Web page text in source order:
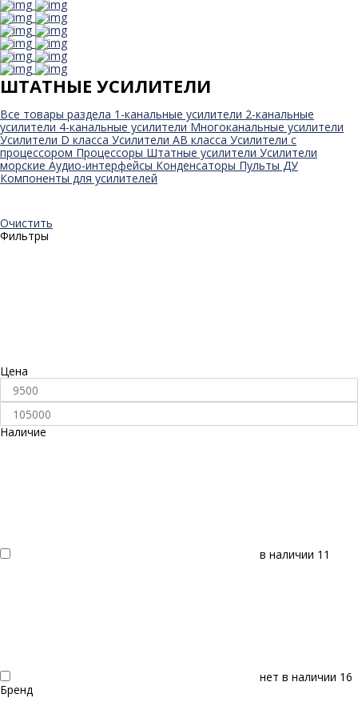
ШТАТНЫЕ УСИЛИТЕЛИ
Все товары раздела 1-канальные усилители 2-канальные
усилители 4-канальные усилители Многоканальные усилители
Усилители D класса Усилители АВ класса Усилители с
процессором Процессоры Штатные усилители Усилители
морские Аудио-интерфейсы Конденсаторы Пульты ДУ
Компоненты для усилителей
Очистить
Фильтры
Цена
Наличие
в наличии 11
нет в наличии 16
Бренд